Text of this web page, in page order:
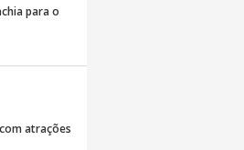
para o
atrações